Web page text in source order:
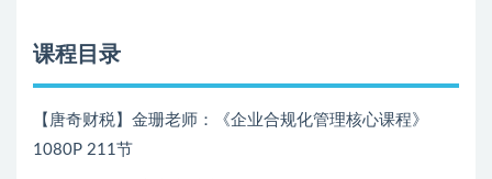
课程目录
【唐奇财税】金珊老师：《企业合规化管理核心课程》
1080P 211节